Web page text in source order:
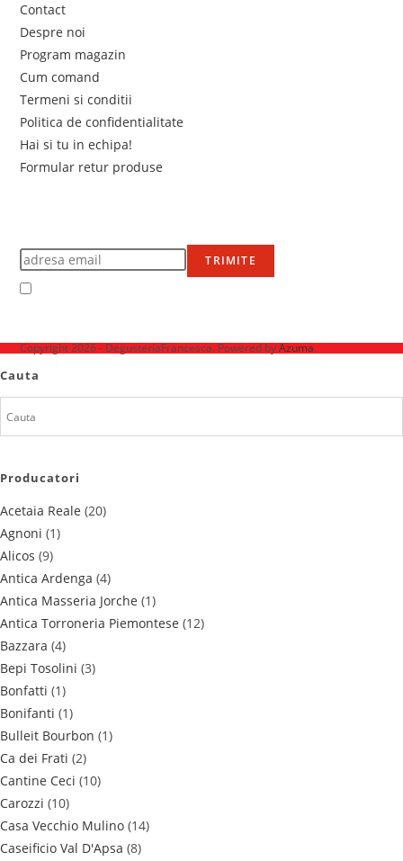
Contact
Despre noi
Program magazin
Cum comand
Termeni si conditii
Politica de confidentialitate
Hai si tu in echipa!
Formular retur produse
TRIMITE
Copyright 2026 - DegusteriaFrancesca. Powered byAzuma.
Cauta
Producatori
Acetaia Reale (20)
Agnoni (1)
Alicos (9)
Antica Ardenga (4)
Antica Masseria Jorche (1)
Antica Torroneria Piemontese (12)
Bazzara (4)
Bepi Tosolini (3)
Bonfatti (1)
Bonifanti (1)
Bulleit Bourbon (1)
Ca dei Frati (2)
Cantine Ceci (10)
Carozzi (10)
Casa Vecchio Mulino (14)
Caseificio Val D'Apsa (8)